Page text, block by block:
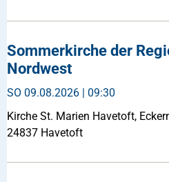
Sommerkirche der
Nordwest
SO 09.08.2026 | 09:30
Kirche St. Marien Havetoft,
24837 Havetoft